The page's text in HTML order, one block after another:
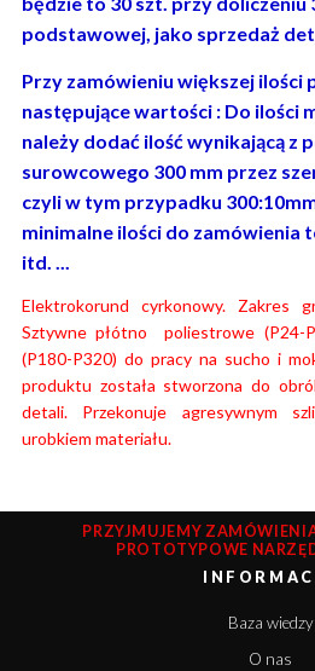
podstawowej, jako sprzedaż
Przy zamówieniu większej ilości
następujące wartości : Do ilości
należy dodać ilość wynikającą z
surowcowego 300 mm przez
czyli w tym przypadku
minimalne ilości do zamówienia
itd. ...
Elektrokorund cyrkonowy. Zakres
Sztywne płótno poliestrowe (P24-
(P180-P320) do pracy na sucho i
produktu została stworzona do
detali. Przekonuje agresywnym
urobkiem materiału.
PRZYJMUJEMY
PROTOTYPOWE
Baza wiedzy
O nas